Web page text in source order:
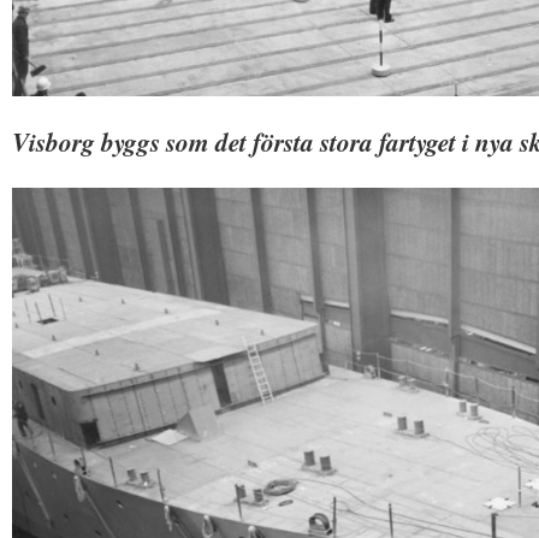
Visborg byggs som det första stora fartyget i nya